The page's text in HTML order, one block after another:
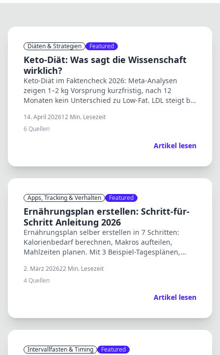
Diäten & Strategien Featured
Keto-Diät: Was sagt die Wissenschaft
wirklich?
Keto-Diät im Faktencheck 2026: Meta-Analysen
zeigen 1–2 kg Vorsprung kurzfristig, nach 12
Monaten kein Unterschied zu Low-Fat. LDL steigt bei
nicht.
14. April 202612 Min. Lesezeit
6Quellen
Artikel lesen
Apps, Tracking & Verhalten Featured
Ernährungsplan erstellen: Schritt-für-
Schritt Anleitung 2026
Ernährungsplan selber erstellen in 7 Schritten:
Kalorienbedarf berechnen, Makros aufteilen,
Mahlzeiten planen. Mit 3 Beispiel-Tagesplänen,
2. März 202622 Min. Lesezeit
4Quellen
Artikel lesen
Intervallfasten & Timing Featured